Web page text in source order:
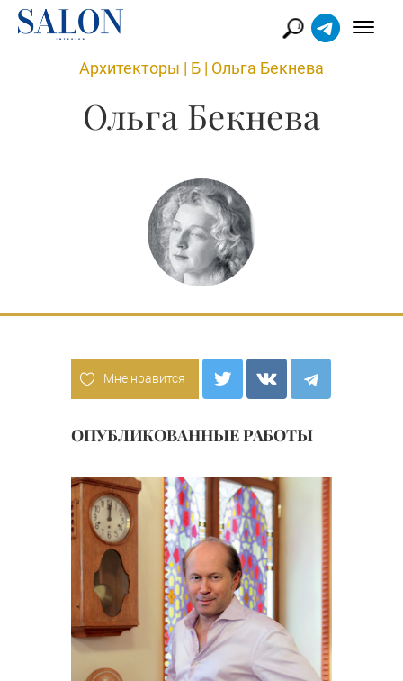
Архитекторы | Б | Ольга Бекнева
Ольга Бекнева
Мне нравится
ОПУБЛИКОВАННЫЕ РАБОТЫ